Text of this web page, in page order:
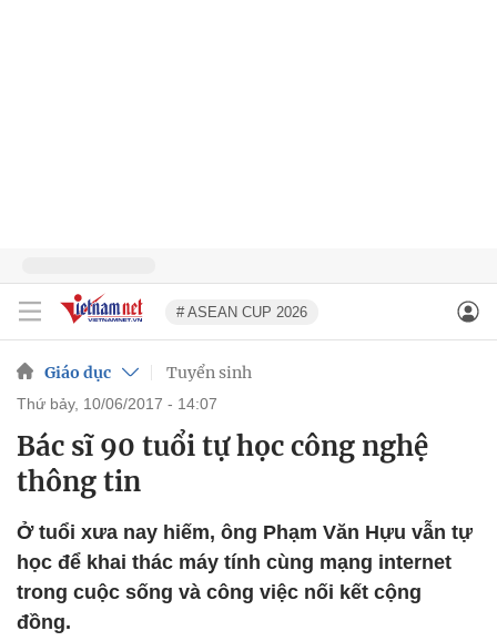
# ASEAN CUP 2026
Giáo dục Tuyển sinh
thứ bảy, 10/06/2017 - 14:07
Bác sĩ 90 tuổi tự học công nghệ
thông tin
Ở tuổi xưa nay hiếm, ông Phạm Văn Hựu vẫn tự
học để khai thác máy tính cùng mạng internet
trong cuộc sống và công việc nối kết cộng
đồng.